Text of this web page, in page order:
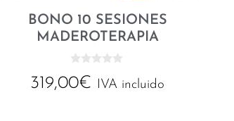
BONO 10 SESIONES
MADEROTERAPIA
d
319,00€ IVA incluido